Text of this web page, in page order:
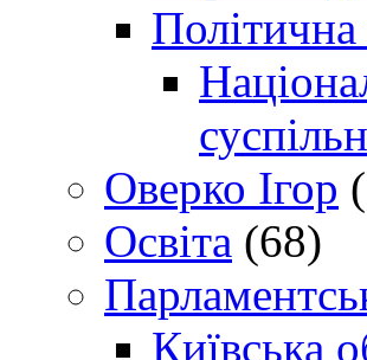
Політична
Оверко Ігор
Освіта (68)
Київська